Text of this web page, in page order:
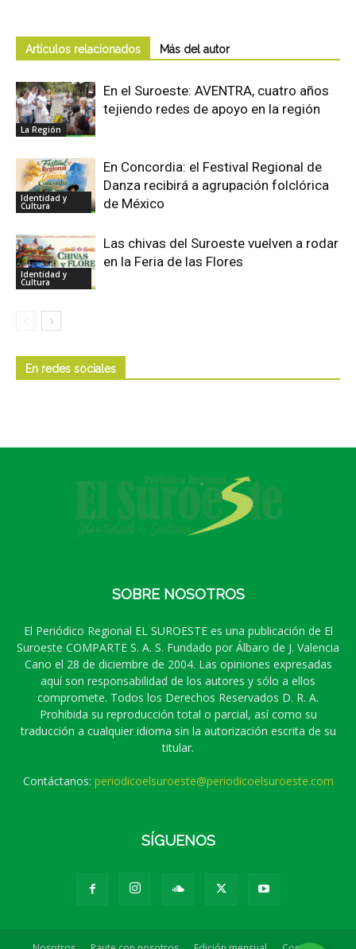
Artículos relacionados Más del autor
La Región
En el Suroeste: AVENTRA, cuatro años
tejiendo redes de apoyo en la región
Identidad y
Cultura
En Concordia: el Festival Regional de
Danza recibirá a agrupación folclórica
de México
Identidad y
Cultura
Las chivas del Suroeste vuelven a rodar
en la Feria de las Flores
En redes sociales
SOBRE NOSOTROS
El Periódico Regional EL SUROESTE es una publicación de El
Suroeste COMPARTE S. A. S. Fundado por Álbaro de J. Valencia
Cano el 28 de diciembre de 2004. Las opiniones expresadas
aquí son responsabilidad de los autores y sólo a ellos
compromete. Todos los Derechos Reservados D. R. A.
Prohibida su reproducción total o parcial, así como su
traducción a cualquier idioma sin la autorización escrita de su
titular.
Contáctanos: periodicoelsuroeste@periodicoelsuroeste.com
SÍGUENOS